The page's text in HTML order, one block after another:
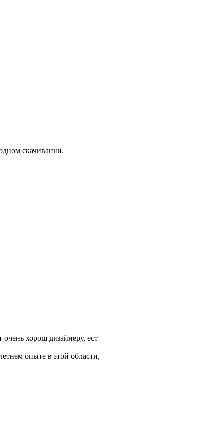
скачивании.
очень хорош дизайнеру, ест
опыте в этой области,